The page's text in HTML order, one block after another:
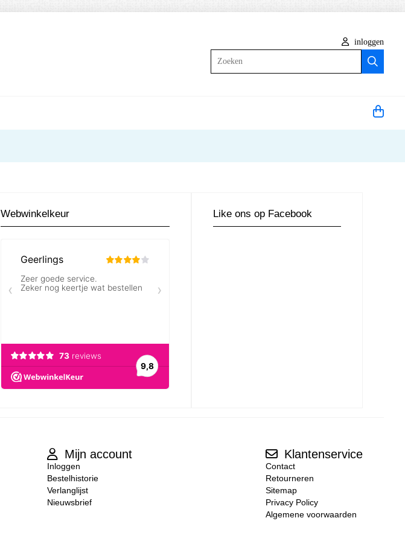
inloggen
Webwinkelkeur Like ons op Facebook
Mijn account
Inloggen
Bestelhistorie
Verlanglijst
Nieuwsbrief
Klantenservice
Contact
Retourneren
Sitemap
Privacy Policy
Algemene voorwaarden